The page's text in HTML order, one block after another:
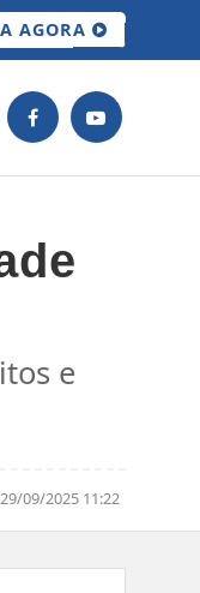
AGORA
e
29/09/2025 11:22